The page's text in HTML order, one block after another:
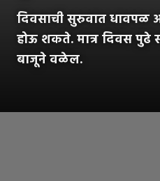
दिवसाची सुरुवात धावपळ
होऊ शकते. मात्र दिवस पुढे
बाजूने वळेल.